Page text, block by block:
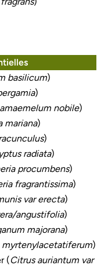
basilicum)
)
nobile)
mariana)
)
radiata)
procumbens)
fragrantissima)
var erecta)
angustifolia)
majorana)
myrtenylacetatiferum)
(Citrus auriantum var